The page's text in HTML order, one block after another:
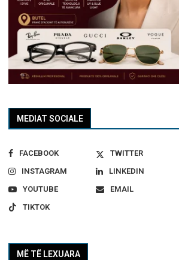
MEDIAT SOCIALE
FACEBOOK
TWITTER
INSTAGRAM
LINKEDIN
YOUTUBE
EMAIL
TIKTOK
MË TË LEXUARA